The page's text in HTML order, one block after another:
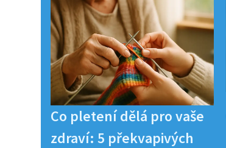
Co pletení dělá pro vaše
zdraví: 5 překvapivých